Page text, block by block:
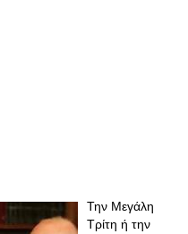
Την Μεγάλη
Τρίτη ή την